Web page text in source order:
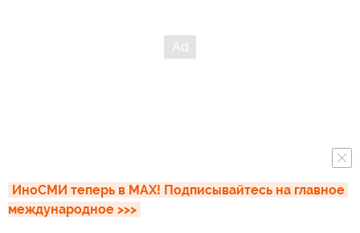
ИноСМИ теперь в MAX! Подписывайтесь на главное
международное >>>